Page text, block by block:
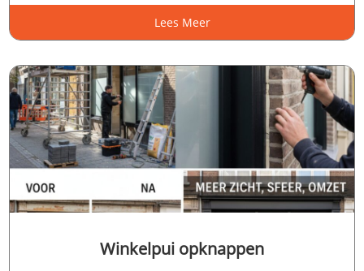
Lees Meer
Winkelpui opknappen